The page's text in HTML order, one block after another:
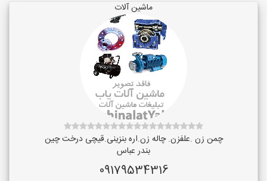
ماشین آلات
چمن زن .علفزن. چاله زن.اره بنزینی.قیچی درخت چین
بندر عباس
09179534316